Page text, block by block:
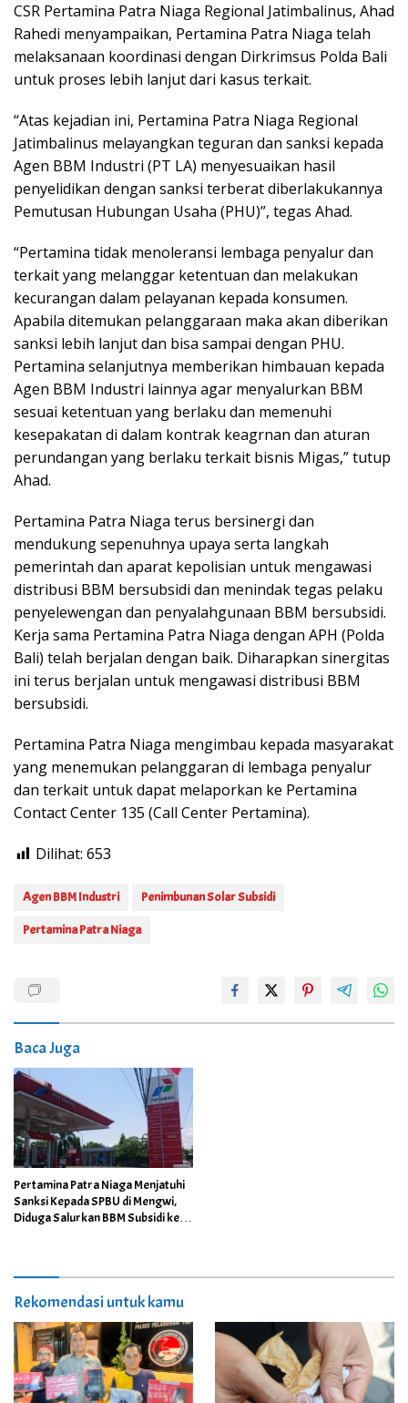
CSR Pertamina Patra Niaga Regional Jatimbalinus, Ahad
Rahedi menyampaikan, Pertamina Patra Niaga telah
melaksanaan koordinasi dengan Dirkrimsus Polda Bali
untuk proses lebih lanjut dari kasus terkait.
“Atas kejadian ini, Pertamina Patra Niaga Regional
Jatimbalinus melayangkan teguran dan sanksi kepada
Agen BBM Industri (PT LA) menyesuaikan hasil
penyelidikan dengan sanksi terberat diberlakukannya
Pemutusan Hubungan Usaha (PHU)”, tegas Ahad.
“Pertamina tidak menoleransi lembaga penyalur dan
terkait yang melanggar ketentuan dan melakukan
kecurangan dalam pelayanan kepada konsumen.
Apabila ditemukan pelanggaraan maka akan diberikan
sanksi lebih lanjut dan bisa sampai dengan PHU.
Pertamina selanjutnya memberikan himbauan kepada
Agen BBM Industri lainnya agar menyalurkan BBM
sesuai ketentuan yang berlaku dan memenuhi
kesepakatan di dalam kontrak keagrnan dan aturan
perundangan yang berlaku terkait bisnis Migas,” tutup
Ahad.
Pertamina Patra Niaga terus bersinergi dan
mendukung sepenuhnya upaya serta langkah
pemerintah dan aparat kepolisian untuk mengawasi
distribusi BBM bersubsidi dan menindak tegas pelaku
penyelewengan dan penyalahgunaan BBM bersubsidi.
Kerja sama Pertamina Patra Niaga dengan APH (Polda
Bali) telah berjalan dengan baik. Diharapkan sinergitas
ini terus berjalan untuk mengawasi distribusi BBM
bersubsidi.
Pertamina Patra Niaga mengimbau kepada masyarakat
yang menemukan pelanggaran di lembaga penyalur
dan terkait untuk dapat melaporkan ke Pertamina
Contact Center 135 (Call Center Pertamina).
Dilihat: 653
Agen BBM Industri Penimbunan Solar Subsidi
Pertamina Patra Niaga
Baca Juga
Pertamina Patra Niaga Menjatuhi
Sanksi Kepada SPBU di Mengwi,
Diduga Salurkan BBM Subsidi ke
Rekomendasi untuk kamu